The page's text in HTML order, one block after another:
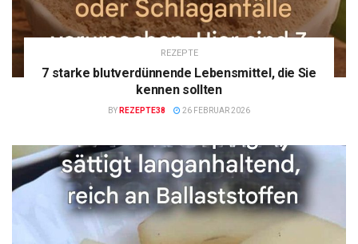
REZEPTE
7 starke blutverdünnende Lebensmittel, die Sie
kennen sollten
BY REZEPTE38 26 FEBRUAR 2026